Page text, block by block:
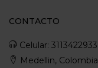
CONTACTO
Celular: 3113422933
Medellin, Colombia